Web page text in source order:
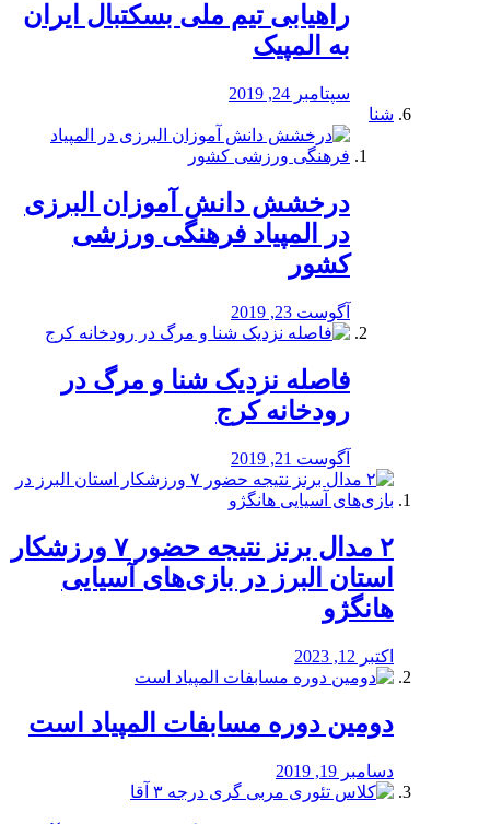
راهیابی تیم ملی بسکتبال ایران
به المپیک
سپتامبر 24, 2019
شنا
درخشش دانش آموزان البرزی
در المپیاد فرهنگی ورزشی
کشور
آگوست 23, 2019
️فاصله نزدیک شنا و مرگ در
رودخانه کرج
آگوست 21, 2019
۲ مدال برنز نتیجه حضور ۷ ورزشکار
استان البرز در بازی‌های آسیایی
هانگژو
اکتبر 12, 2023
دومین دوره مسابفات المپیاد است
دسامبر 19, 2019